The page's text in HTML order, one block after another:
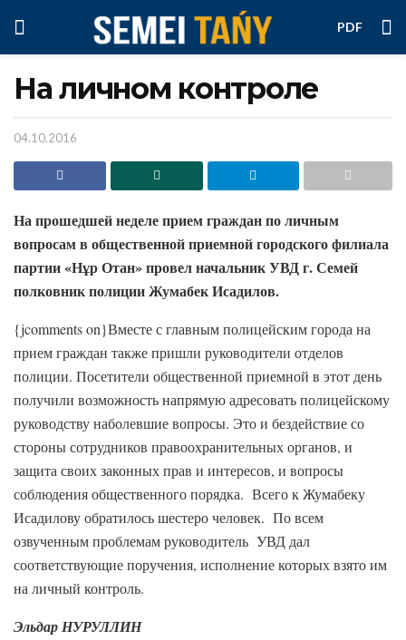
PDF
На личном контроле
04.10.2016
На прошедшей неделе прием граждан по личным
вопросам в общественной приемной городского филиала
партии «Нұр Отан» провел начальник УВД г. Семей
полковник полиции Жумабек Исадилов.
{jcomments on}Вместе с главным полицейским города на
прием граждан также пришли руководители отделов
полиции. Посетители общественной приемной в этот день
получили возможность напрямую адресовать полицейскому
руководству наболевшие вопросы. Это и бездействие со
стороны сотрудников правоохранительных органов, и
защита своих законных прав и интересов, и вопросы
соблюдения общественного порядка. Всего к Жумабеку
Исадилову обратилось шестеро человек. По всем
озвученным проблемам руководитель УВД дал
соответствующие поручения, исполнение которых взято им
на личный контроль.
Эльдар НУРУЛЛИН